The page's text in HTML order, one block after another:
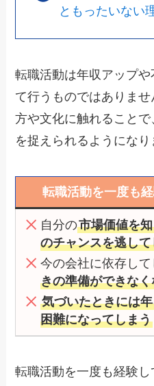
ともったいない
転職活動は年収アップ
て行うものではありま
方や文化に触れること
を捉えられるようになり
転職活動を一度も
自分の市場価値を
のチャンスを逃し
今の会社に依存し
きの準備ができな
気づいたときには
困難になってしまう
転職活動を一度も経験